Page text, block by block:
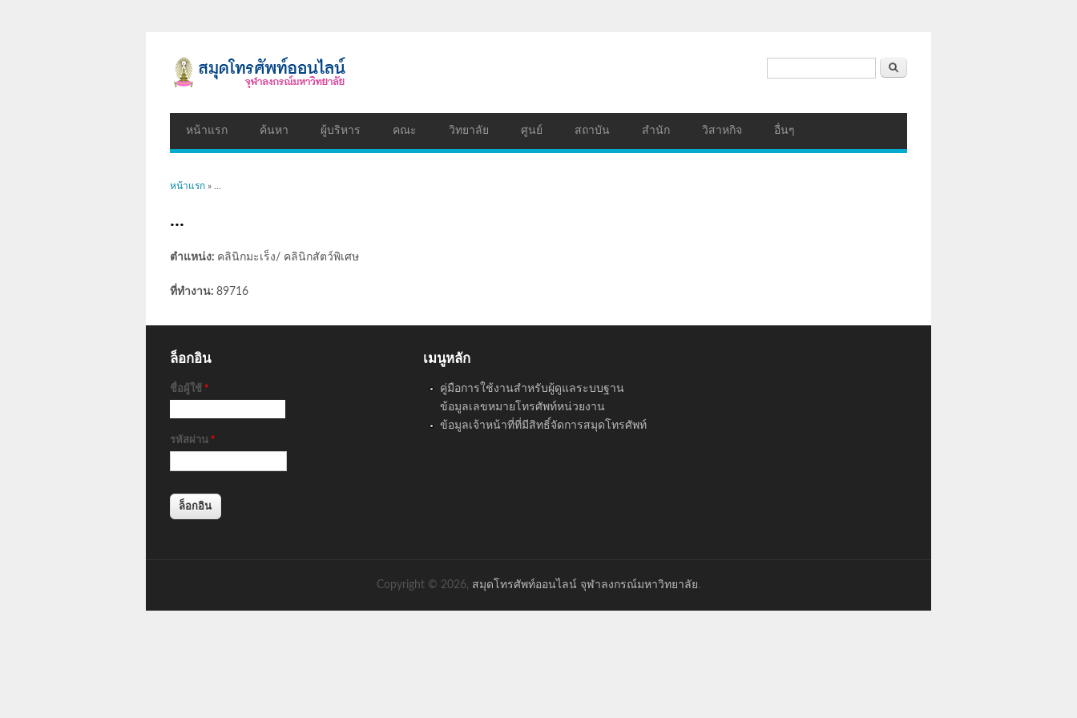
ค้นหา
หน้าแรก ค้นหา ผู้บริหาร คณะ วิทยาลัย ศูนย์ สถาบัน สำนัก วิสาหกิจ อื่นๆ
คุณอยู่ที่นี่
หน้าแรก » ...
...
ตำแหน่ง: คลินิกมะเร็ง/ คลินิกสัตว์พิเศษ
ที่ทำงาน: 89716
ล็อกอิน
ชื่อผู้ใช้ *
รหัสผ่าน *
เมนูหลัก
คู่มือการใช้งานสำหรับผู้ดูแลระบบฐาน
ข้อมูลเลขหมายโทรศัพท์หน่วยงาน
ข้อมูลเจ้าหน้าที่ที่มีสิทธิ์จัดการสมุดโทรศัพท์
Copyright © 2026, สมุดโทรศัพท์ออนไลน์ จุฬาลงกรณ์มหาวิทยาลัย.